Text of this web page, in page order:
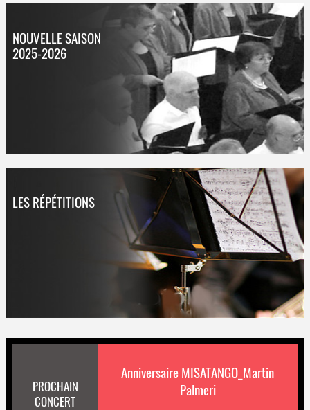
NOUVELLE SAISON
2025-2026
LES RÉPÉTITIONS
PROCHAIN
CONCERT
Anniversaire MISATANGO_Martin
Palmeri